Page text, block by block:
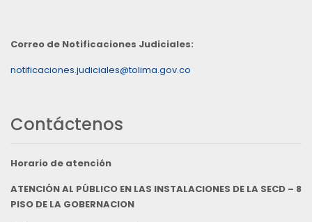
Correo de Notificaciones Judiciales:
notificaciones.judiciales@tolima.gov.co
Contáctenos
Horario de atención
ATENCIÓN AL PÚBLICO EN LAS INSTALACIONES DE LA SECD – 8
PISO DE LA GOBERNACION